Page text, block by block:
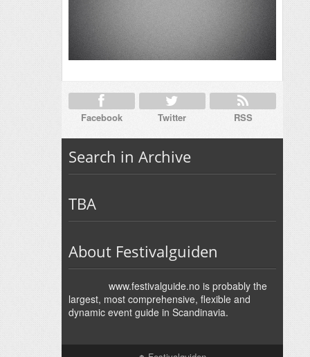
Facebook Twitter RSS
Search in Archive
TBA
About Festivalguiden
www.festivalguide.no is probably the
largest, most comprehensive, flexible and
dynamic event guide in Scandinavia.